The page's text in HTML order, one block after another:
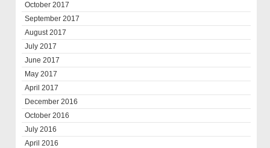
October 2017
September 2017
August 2017
July 2017
June 2017
May 2017
April 2017
December 2016
October 2016
July 2016
April 2016